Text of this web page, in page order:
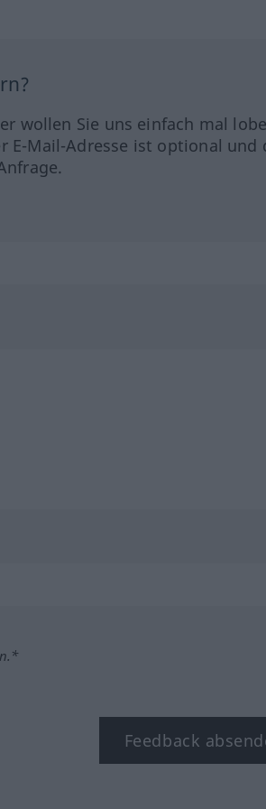
wollen Sie uns einfach mal
E-Mail-Adresse ist optional und
Feedback